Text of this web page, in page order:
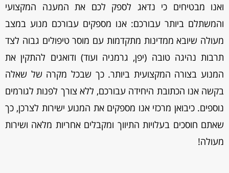
ואנו מבטיחים כי נדאג לספק לכם את המענה המקצועי
והמשתלם ביותר עבורכם: אנו מספקים עבורכם מנוע במצב
מעולה שיובא ממדינות מתקדמות עם מוסר טיפולים גבוה לצד
תרבות נהיגה טובה (יפן, גרמניה ועוד) ודואגים להתקין את
המנוע בצורה המקצועית ביותר. כך שבכל מקרה של שאלה
בקשה אנו הכתובת היחידה עבורכם, ללא צורך לפנות לגורמים
נוספים. כיבואן מרכזי אנו מספקים את המנוע ישירות לצרכן, כך
שאתם חוסכים בעלויות התיווך ומקבלים אחריות מלאה ושירות
מעולה!